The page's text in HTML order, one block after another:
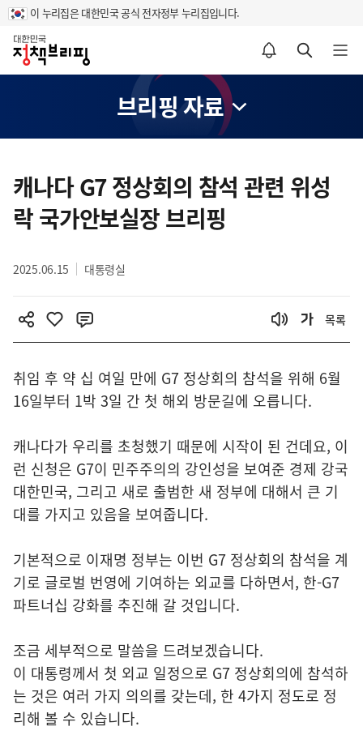
이 누리집은 대한민국 공식 전자정부 누리집입니다.
홈
알림설정 바로가기 검색 바로가기 메뉴 열기
브리핑 자료
텐
츠
영
캐나다 G7 정상회의 참석 관련 위성
락 국가안보실장 브리핑
2025.06.15 대통령실
목록
취임 후 약 십 여일 만에 G7 정상회의 참석을 위해 6월
16일부터 1박 3일 간 첫 해외 방문길에 오릅니다.
캐나다가 우리를 초청했기 때문에 시작이 된 건데요, 이
런 신청은 G7이 민주주의의 강인성을 보여준 경제 강국
대한민국, 그리고 새로 출범한 새 정부에 대해서 큰 기
대를 가지고 있음을 보여줍니다.
기본적으로 이재명 정부는 이번 G7 정상회의 참석을 계
기로 글로벌 번영에 기여하는 외교를 다하면서, 한-G7
파트너십 강화를 추진해 갈 것입니다.
조금 세부적으로 말씀을 드려보겠습니다.
이 대통령께서 첫 외교 일정으로 G7 정상회의에 참석하
는 것은 여러 가지 의의를 갖는데, 한 4가지 정도로 정
리해 볼 수 있습니다.